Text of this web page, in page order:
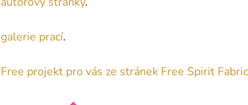
galerie prací.
Free projekt pro vás ze stránek Free Spirit